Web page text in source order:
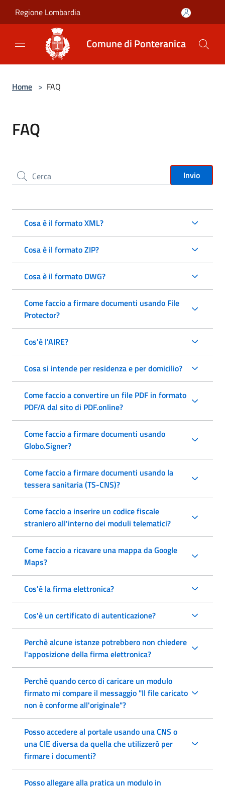
Regione Lombardia
Comune di Ponteranica
Home > FAQ
FAQ
Cerca nel sito Invio
Cosa è il formato XML?
Cosa è il formato ZIP?
Cosa è il formato DWG?
Come faccio a firmare documenti usando File
Protector?
Cos'è l'AIRE?
Cosa si intende per residenza e per domicilio?
Come faccio a convertire un file PDF in formato
PDF/A dal sito di PDF.online?
Come faccio a firmare documenti usando
Globo.Signer?
Come faccio a firmare documenti usando la
tessera sanitaria (TS-CNS)?
Come faccio a inserire un codice fiscale
straniero all'interno dei moduli telematici?
Come faccio a ricavare una mappa da Google
Maps?
Cos'è la firma elettronica?
Cos'è un certificato di autenticazione?
Perchè alcune istanze potrebbero non chiedere
l'apposizione della firma elettronica?
Perchè quando cerco di caricare un modulo
firmato mi compare il messaggio "Il file caricato
non è conforme all'originale"?
Posso accedere al portale usando una CNS o
una CIE diversa da quella che utilizzerò per
firmare i documenti?
Posso allegare alla pratica un modulo in